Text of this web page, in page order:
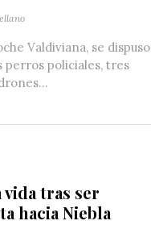
Valdiviana, se dispuso
perros policiales, tres
tras ser
hacia Niebla